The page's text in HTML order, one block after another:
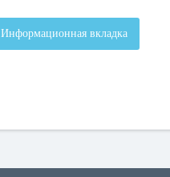
Информационная вкладка